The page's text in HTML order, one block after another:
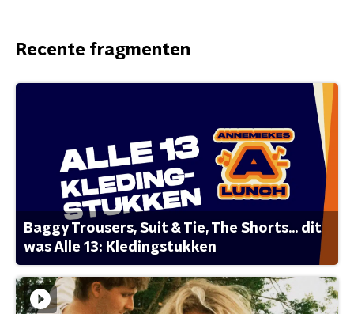
Recente fragmenten
Baggy Trousers, Suit & Tie, The Shorts... dit
was Alle 13: Kledingstukken